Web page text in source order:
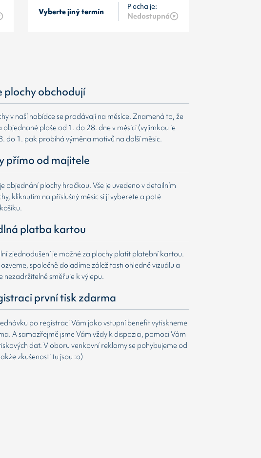
Vyberte jiný termín Plocha je:
Nedostupná
plochy obchodují
v naší nabídce se prodávají na měsíce. Znamená to, že
objednané ploše od 1. do 28. dne v měsíci (vyjímkou je
do 1. pak probíhá výměna motivů na další měsic.
přímo od majitele
objednání plochy hračkou. Vše je uvedeno v detailním
kliknutím na příslušný měsíc si ji vyberete a poté
platba kartou
zjednodušení je možné za plochy platit platební kartou.
společně doladíme záležitosti ohledně vizuálu a
nezadržitelně směřuje k výlepu.
první tisk zdarma
po registraci Vám jako vstupní benefit vytiskneme
A samozřejmě jsme Vám vždy k dispozici, pomoci Vám
dat. V oboru venkovní reklamy se pohybujeme od
zkušenosti tu jsou :o)